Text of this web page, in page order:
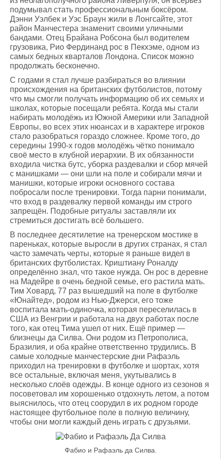
подумывал стать профессиональным боксёром.
Дэнни Уэлбек и Уэс Браун жили в Лонгсайте, этот
район Манчестера знаменит своими уличными
бандами. Отец Брайана Робсона был водителем
грузовика, Рио Фердинанд рос в Пекхэме, одном из
самых бедных кварталов Лондона. Список можно
продолжать бесконечно.
С годами я стал лучше разбираться во влиянии
происхождения на британских футболистов, потому
что мы смогли получать информацию об их семьях и
школах, которые посещали ребята. Когда мы стали
набирать молодёжь из Южной Америки или Западной
Европы, во всех этих нюансах и в характере игроков
стало разобраться гораздо сложнее. Кроме того, до
середины 1990-х годов молодёжь чётко понимало
своё место в клубной иерархии. В их обязанности
входила чистка бутс, уборка раздевалки и сбор мячей
с манишками — они шли на поле и собирали мячи и
манишки, которые игроки основного состава
побросали после тренировки. Тогда парни понимали,
что вход в раздевалку первой команды им строго
запрещён. Подобные ритуалы заставляли их
стремиться достигать всё большего.
В последнее десятилетие на тренерском мостике в
пареньках, которые выросли в других странах, я стал
часто замечать черты, которые я раньше видел в
британских футболистах. Криштиану Роналду
определённо знал, что такое нужда. Он рос в деревне
на Мадейре в очень бедной семье, его растила мать.
Тим Ховард, 77 раз вышедший на поле в футболке
«Юнайтед», родом из Нью-Джерси, его тоже
воспитала мать-одиночка, которая переселилась в
США из Венгрии и работала на двух работах после
того, как отец Тима ушел от них. Ещё пример —
близнецы да Силва. Они родом из Петрополиса,
Бразилия, и оба крайне ответственно трудились. В
самые холодные манчестерские дни Рафаэль
приходил на тренировки в футболке и шортах, хотя
все остальные, включая меня, укутывались в
несколько слоёв одежды. В конце одного из сезонов я
посоветовал им хорошенько отдохнуть летом, а потом
выяснилось, что отец соорудил в их родном городе
настоящее футбольное поле в полную величину,
чтобы они могли каждый день играть с друзьями.
Фабио и Рафаэль да Силва.